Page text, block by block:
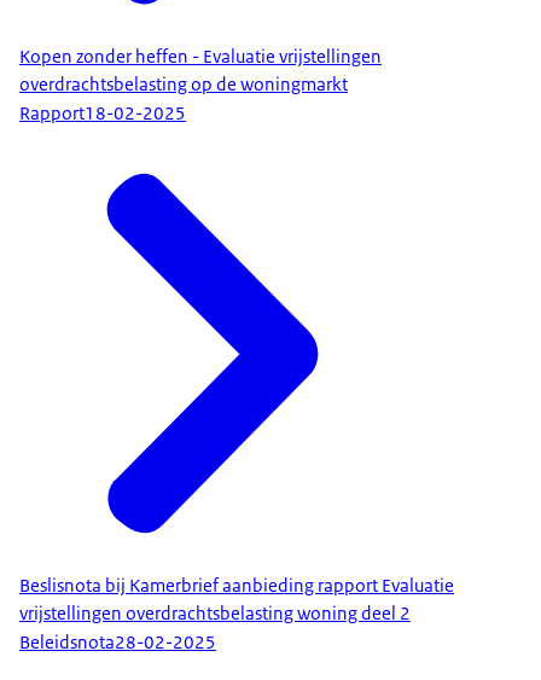
Kopen zonder heffen - Evaluatie vrijstellingen
overdrachtsbelasting op de woningmarkt
Rapport18-02-2025
Beslisnota bij Kamerbrief aanbieding rapport Evaluatie
vrijstellingen overdrachtsbelasting woning deel 2
Beleidsnota28-02-2025